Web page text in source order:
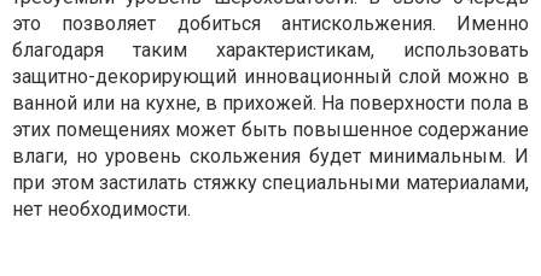
это позволяет добиться антискольжения. Именно
благодаря таким характеристикам, использовать
защитно-декорирующий инновационный слой можно в
ванной или на кухне, в прихожей. На поверхности пола в
этих помещениях может быть повышенное содержание
влаги, но уровень скольжения будет минимальным. И
при этом застилать стяжку специальными материалами,
нет необходимости.